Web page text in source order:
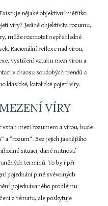
nějaké objektivní měřítko
víry? Jedině objektivita rozumu,
může rozmotat nepřehledné
Racionální reflexe nad vírou,
vystižení vztahu mezi vírou a
v chaosu soudobých trendů a
klasické, katolické pojetí víry.
VÍRY
mezi rozumem a vírou, bude
a ”rozum“. Bez jejich jasnějšího
situaci, dané nutností
termínů. To by i při
pojednání plné svévolných
pojednávaného problému
z tématu, ale poskytuje